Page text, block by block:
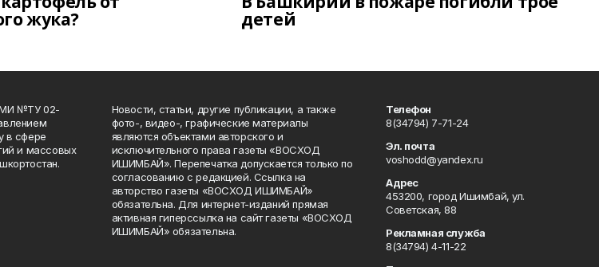
жука? детей
№ТУ 02-
в сфере
и массовых
Новости, статьи, другие публикации, а также
фото-, видео-, графические материалы
являются объектами авторского и
исключительного права газеты «ВОСХОД
ИШИМБАЙ». Перепечатка допускается только по
согласованию с редакцией. Ссылка на
авторство газеты «ВОСХОД ИШИМБАЙ»
обязательна. Для интернет-изданий прямая
активная гиперссылка на сайт газеты «ВОСХОД
ИШИМБАЙ» обязательна.
Телефон
8(34794) 7-71-24
Эл. почта
voshodd@yandex.ru
Адрес
453200, город Ишимбай, ул.
Советская, 88
Рекламная служба
8(34794) 4-11-22